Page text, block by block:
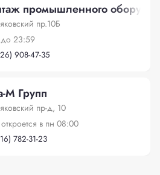
промышленного
пр.10Б
до 23:59
908-47-35
М Групп
пр-д, 10
откроется в пн 08:00
782-31-23